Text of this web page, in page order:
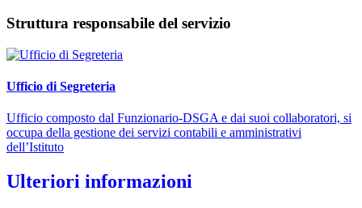
Struttura responsabile del servizio
Ufficio di Segreteria
Ufficio composto dal Funzionario-DSGA e dai suoi collaboratori, si
occupa della gestione dei servizi contabili e amministrativi
dell’Istituto
Ulteriori informazioni